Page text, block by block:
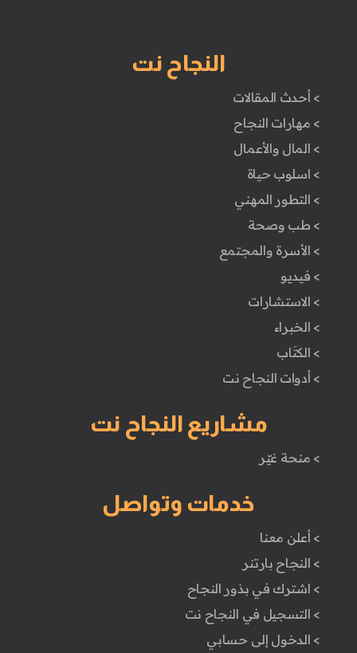
النجاح نت
> أحدث المقالات
> مهارات النجاح
> المال والأعمال
> اسلوب حياة
> التطور المهني
> طب وصحة
> الأسرة والمجتمع
> فيديو
> الاستشارات
> الخبراء
> الكتَاب
> أدوات النجاح نت
مشاريع النجاح نت
> منحة غيّر
خدمات وتواصل
> أعلن معنا
> النجاح بارتنر
> اشترك في بذور النجاح
> التسجيل في النجاح نت
> الدخول إلى حسابي